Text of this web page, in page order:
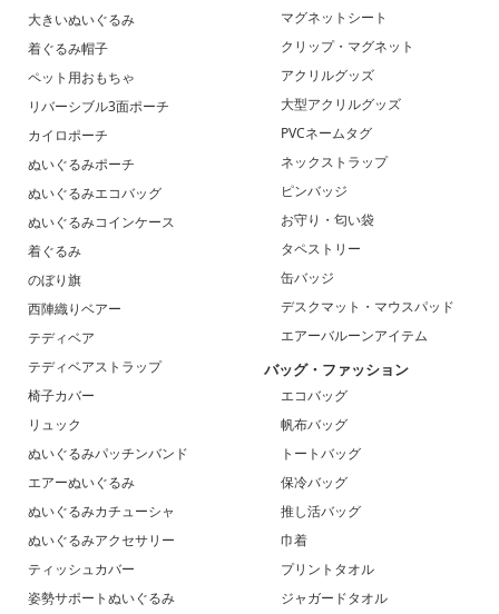
大きいぬいぐるみ
着ぐるみ帽子
ペット用おもちゃ
リバーシブル3面ポーチ
カイロポーチ
ぬいぐるみポーチ
ぬいぐるみエコバッグ
ぬいぐるみコインケース
着ぐるみ
のぼり旗
西陣織りベアー
テディベア
テディベアストラップ
椅子カバー
リュック
ぬいぐるみパッチンバンド
エアーぬいぐるみ
ぬいぐるみカチューシャ
ぬいぐるみアクセサリー
ティッシュカバー
姿勢サポートぬいぐるみ
マグネットシート
クリップ・マグネット
アクリルグッズ
大型アクリルグッズ
PVCネームタグ
ネックストラップ
ピンバッジ
お守り・匂い袋
タペストリー
缶バッジ
デスクマット・マウスパッド
エアーバルーンアイテム
バッグ・ファッション
エコバッグ
帆布バッグ
トートバッグ
保冷バッグ
推し活バッグ
巾着
プリントタオル
ジャガードタオル